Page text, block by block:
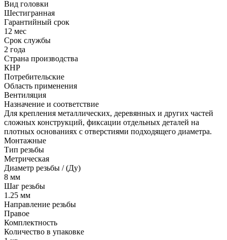
Вид головки
Шестигранная
Гарантийный срок
12 мес
Срок службы
2 года
Страна производства
КНР
Потребительские
Область применения
Вентиляция
Назначение и соответствие
Для крепления металлических, деревянных и других частей
сложных конструкций, фиксации отдельных деталей на
плотных основаниях с отверстиями подходящего диаметра.
Монтажные
Тип резьбы
Метрическая
Диаметр резьбы / (Ду)
8 мм
Шаг резьбы
1.25 мм
Направление резьбы
Правое
Комплектность
Количество в упаковке